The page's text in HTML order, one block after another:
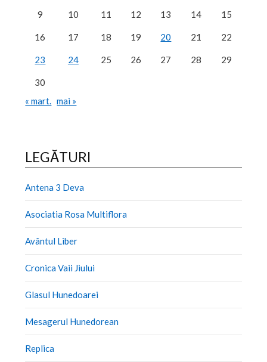
9 10 11 12 13 14 15
16 17 18 19 20 21 22
23 24 25 26 27 28 29
30
« mart. mai »
LEGĂTURI
Antena 3 Deva
Asociatia Rosa Multiflora
Avântul Liber
Cronica Vaii Jiului
Glasul Hunedoarei
Mesagerul Hunedorean
Replica